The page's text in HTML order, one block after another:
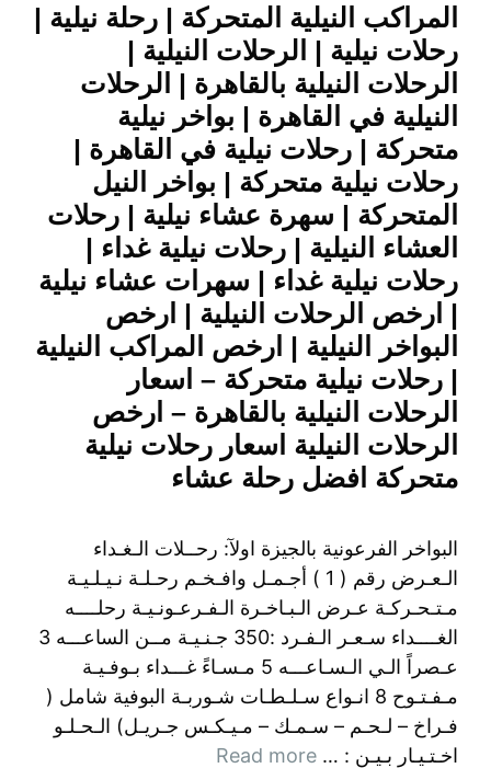
المراكب النيلية المتحركة | رحلة نيلية |
رحلات نيلية | الرحلات النيلية |
الرحلات النيلية بالقاهرة | الرحلات
النيلية في القاهرة | بواخر نيلية
متحركة | رحلات نيلية في القاهرة |
رحلات نيلية متحركة | بواخر النيل
المتحركة | سهرة عشاء نيلية | رحلات
العشاء النيلية | رحلات نيلية غداء |
رحلات نيلية غداء | سهرات عشاء نيلية
| ارخص الرحلات النيلية | ارخص
البواخر النيلية | ارخص المراكب النيلية
| رحلات نيلية متحركة – اسعار
الرحلات النيلية بالقاهرة – ارخص
الرحلات النيلية اسعار رحلات نيلية
متحركة افضل رحلة عشاء
البواخر الفرعونية بالجيزة اولآ: رحــلات الـغـداء
الـعـرض رقم ( 1 ) أجـمـل وافـخـم رحـلـة نـيـلـيـة
مـتـحـركـة عـرض الـبـاخـرة الـفـرعـونـيـة رحلــــه
الغــــداء سـعـر الـفـرد :350 جـنـيـة مــن الساعـــه 3
عـصراً الـي الـسـاعـــه 5 مـسـاءً غـــداء بـوفـيـة
مـفـتـوح 8 انـواع سـلـطـات شـوربـة البوفية شامل (
فـراخ – لـحـم – سـمـك – مـيـكـس جـريـل) الـحـلـو
اخـتـيـار بـيـن : … Read more